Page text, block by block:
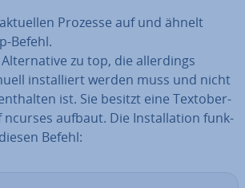
Prozesse auf und ähnelt
Befehl.
Al­ter­na­ti­ve zu top, die al­ler­dings
in­stal­liert werden muss und nicht
ist. Sie besitzt eine Text­ober­
ncurses aufbaut. Die In­stal­la­ti­on funk­
Befehl: